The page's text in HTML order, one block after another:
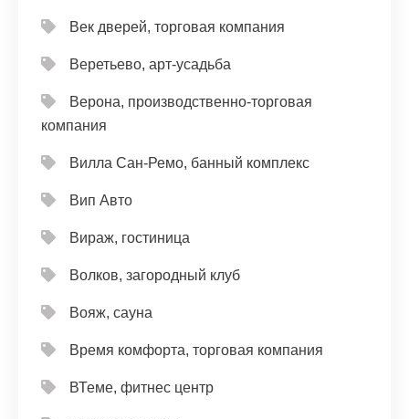
Век дверей, торговая компания
Веретьево, арт-усадьба
Верона, производственно-торговая
компания
Вилла Сан-Ремо, банный комплекс
Вип Авто
Вираж, гостиница
Волков, загородный клуб
Вояж, сауна
Время комфорта, торговая компания
ВТеме, фитнес центр